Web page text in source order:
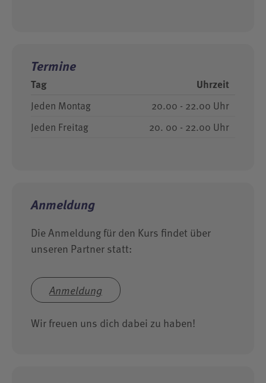
Termine
Tag
Uhrzeit
Jeden Montag
20.00 - 22.00 Uhr
Jeden Freitag
20. 00 - 22.00 Uhr
Anmeldung
Die Anmeldung für den Kurs findet über
unseren Partner statt:
Anmeldung
Wir freuen uns dich dabei zu haben!